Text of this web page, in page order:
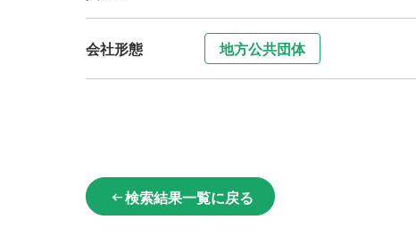
会社形態 地方公共団体
arrow_left_alt検索結果一覧に戻る